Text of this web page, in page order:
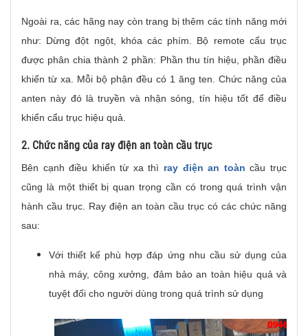
Ngoài ra, các hãng nay còn trang bị thêm các tính năng mới
như: Dừng đột ngột, khóa các phím. Bộ remote cẩu trục
được phân chia thành 2 phần: Phần thu tín hiệu, phần điều
khiển từ xa. Mỗi bộ phận đều có 1 ăng ten. Chức năng của
anten này đó là truyền và nhận sóng, tín hiệu tốt để điều
khiển cẩu trục hiệu quả.
2. Chức năng của ray điện an toàn cầu trục
Bên cạnh điều khiển từ xa thì ray điện an toàn cầu trục
cũng là một thiết bị quan trọng cần có trong quá trình vận
hành cầu trục. Ray điện an toàn cầu trục có các chức năng
sau:
Với thiết kế phù hợp đáp ứng nhu cầu sử dụng của
nhà máy, công xưởng, đảm bảo an toàn hiệu quả và
tuyệt đối cho người dùng trong quá trình sử dụng